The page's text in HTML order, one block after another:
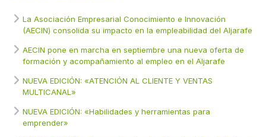
La Asociación Empresarial Conocimiento e Innovación
(AECIN) consolida su impacto en la empleabilidad del Aljarafe
AECIN pone en marcha en septiembre una nueva oferta de
formación y acompañamiento al empleo en el Aljarafe
NUEVA EDICIÓN: «ATENCIÓN AL CLIENTE Y VENTAS
MULTICANAL»
NUEVA EDICIÓN: «Habilidades y herramientas para
emprender»